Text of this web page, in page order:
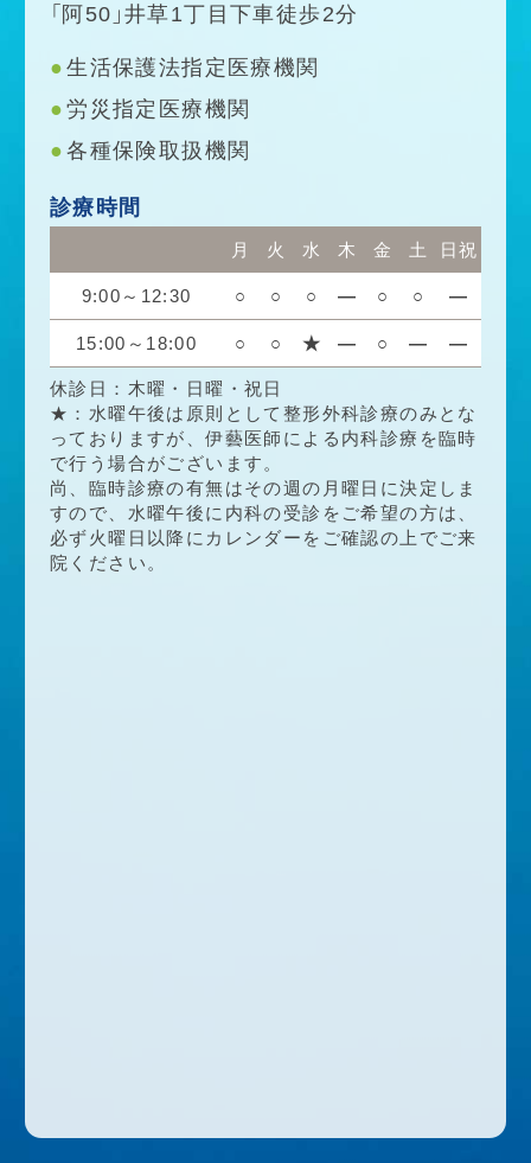
「阿50」井草1丁目下車徒歩2分
生活保護法指定医療機関
労災指定医療機関
各種保険取扱機関
診療時間
休診日：木曜・日曜・祝日
★：水曜午後は原則として整形外科診療のみとな
っておりますが、伊藝医師による内科診療を臨時
で行う場合がございます。
尚、臨時診療の有無はその週の月曜日に決定しま
すので、水曜午後に内科の受診をご希望の方は、
必ず火曜日以降にカレンダーをご確認の上でご来
院ください。
月 火 水 木 金 土 日祝
9:00～12:30 ○ ○ ○ ― ○ ○ ―
15:00～18:00 ○ ○ ★ ― ○ ― ―